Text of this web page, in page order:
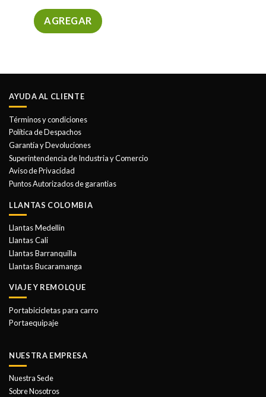
AGREGAR
múltiples
Las
elegir
en
la
página
de
AYUDA AL CLIENTE
Términos y condiciones
Política de Despachos
Garantía y Devoluciones
Superintendencia de Industria y Comercio
Aviso de Privacidad
Puntos Autorizados de garantias
LLANTAS COLOMBIA
Llantas Medellin
Llantas Cali
Llantas Barranquilla
Llantas Bucaramanga
VIAJE Y REMOLQUE
Portabicicletas para carro
Portaequipaje
NUESTRA EMPRESA
Nuestra Sede
Sobre Nosotros